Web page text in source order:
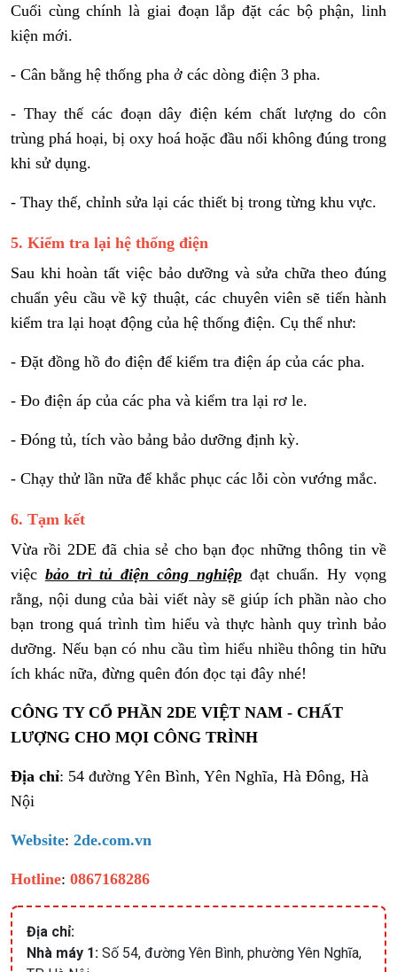
Cuối cùng chính là giai đoạn lắp đặt các bộ phận, linh
kiện mới.
- Cân bằng hệ thống pha ở các dòng điện 3 pha.
- Thay thế các đoạn dây điện kém chất lượng do côn
trùng phá hoại, bị oxy hoá hoặc đầu nối không đúng trong
khi sử dụng.
- Thay thế, chỉnh sửa lại các thiết bị trong từng khu vực.
5. Kiểm tra lại hệ thống điện
Sau khi hoàn tất việc bảo dưỡng và sửa chữa theo đúng
chuẩn yêu cầu về kỹ thuật, các chuyên viên sẽ tiến hành
kiểm tra lại hoạt động của hệ thống điện. Cụ thể như:
- Đặt đồng hồ đo điện để kiểm tra điện áp của các pha.
- Đo điện áp của các pha và kiểm tra lại rơ le.
- Đóng tủ, tích vào bảng bảo dưỡng định kỳ.
- Chạy thử lần nữa để khắc phục các lỗi còn vướng mắc.
6. Tạm kết
Vừa rồi 2DE đã chia sẻ cho bạn đọc những thông tin về
việc bảo trì tủ điện công nghiệpđạt chuẩn. Hy vọng
rằng, nội dung của bài viết này sẽ giúp ích phần nào cho
bạn trong quá trình tìm hiểu và thực hành quy trình bảo
dưỡng. Nếu bạn có nhu cầu tìm hiểu nhiều thông tin hữu
ích khác nữa, đừng quên đón đọc tại đây nhé!
CÔNG TY CỔ PHẦN 2DE VIỆT NAM - CHẤT
LƯỢNG CHO MỌI CÔNG TRÌNH
Địa chỉ: 54 đường Yên Bình, Yên Nghĩa, Hà Đông, Hà
Nội
Website: 2de.com.vn
Hotline: 0867168286
Địa chỉ:
Nhà máy 1: Số 54, đường Yên Bình, phường Yên Nghĩa,